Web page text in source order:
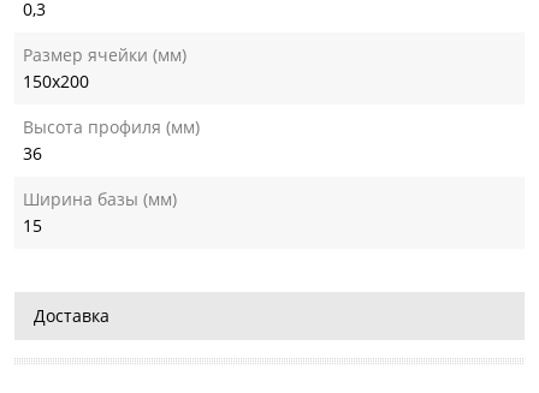
0,3
Размер ячейки (мм)
150х200
Высота профиля (мм)
36
Ширина базы (мм)
15
Доставка